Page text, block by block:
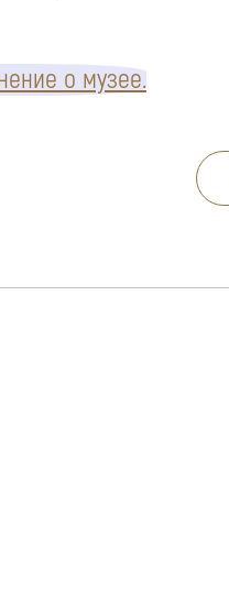
о музее.